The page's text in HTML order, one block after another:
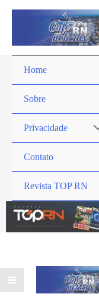
Home
Sobre
Privacidade
Contato
Revista TOP RN